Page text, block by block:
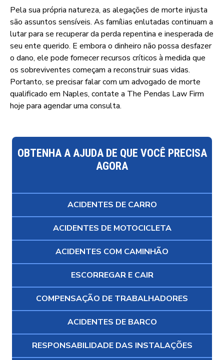
Pela sua própria natureza, as alegações de morte injusta
são assuntos sensíveis. As famílias enlutadas continuam a
lutar para se recuperar da perda repentina e inesperada de
seu ente querido. E embora o dinheiro não possa desfazer
o dano, ele pode fornecer recursos críticos à medida que
os sobreviventes começam a reconstruir suas vidas.
Portanto, se precisar falar com um advogado de morte
qualificado em Naples, contate a The Pendas Law Firm
hoje para agendar uma consulta.
OBTENHA A AJUDA DE QUE VOCÊ PRECISA
AGORA
ACIDENTES DE CARRO
ACIDENTES DE MOTOCICLETA
ACIDENTES COM CAMINHÃO
ESCORREGAR E CAIR
COMPENSAÇÃO DE TRABALHADORES
ACIDENTES DE BARCO
RESPONSABILIDADE DAS INSTALAÇÕES